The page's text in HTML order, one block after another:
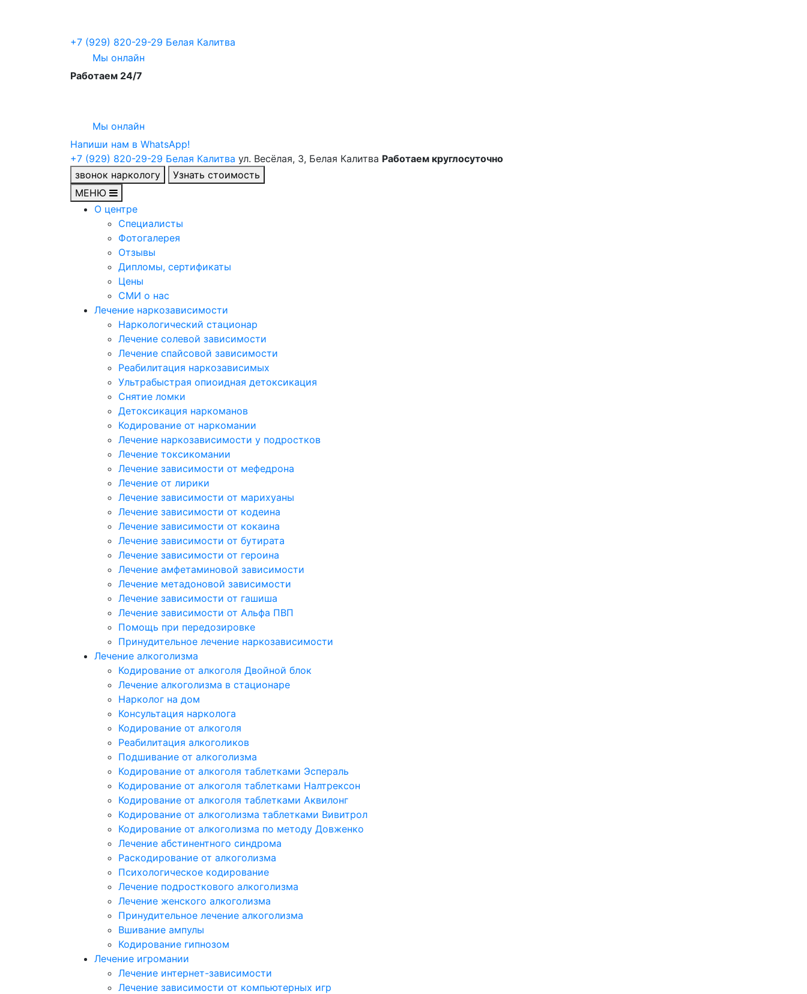
+7 (929) 820-29-29 Белая Калитва
Мы онлайн
Работаем 24/7
Мы онлайн
Напиши нам в WhatsApp!
+7 (929) 820-29-29 Белая Калитва ул. Весёлая, 3, Белая Калитва Работаем круглосуточно
звонок наркологу
Узнать стоимость
МЕНЮ
О центре
Специалисты
Фотогалерея
Отзывы
Дипломы, сертификаты
Цены
СМИ о нас
Лечение наркозависимости
Наркологический стационар
Лечение солевой зависимости
Лечение спайсовой зависимости
Реабилитация наркозависимых
Ультрабыстрая опиоидная детоксикация
Снятие ломки
Детоксикация наркоманов
Кодирование от наркомании
Лечение наркозависимости у подростков
Лечение токсикомании
Лечение зависимости от мефедрона
Лечение от лирики
Лечение зависимости от марихуаны
Лечение зависимости от кодеина
Лечение зависимости от кокаина
Лечение зависимости от бутирата
Лечение зависимости от героина
Лечение амфетаминовой зависимости
Лечение метадоновой зависимости
Лечение зависимости от гашиша
Лечение зависимости от Альфа ПВП
Помощь при передозировке
Принудительное лечение наркозависимости
Лечение алкоголизма
Кодирование от алкоголя Двойной блок
Лечение алкоголизма в стационаре
Нарколог на дом
Консультация нарколога
Кодирование от алкоголя
Реабилитация алкоголиков
Подшивание от алкоголизма
Кодирование от алкоголя таблетками Эспераль
Кодирование от алкоголя таблетками Налтрексон
Кодирование от алкоголя таблетками Аквилонг
Кодирование от алкоголизма таблетками Вивитрол
Кодирование от алкоголизма по методу Довженко
Лечение абстинентного синдрома
Раскодирование от алкоголизма
Психологическое кодирование
Лечение подросткового алкоголизма
Лечение женского алкоголизма
Принудительное лечение алкоголизма
Вшивание ампулы
Кодирование гипнозом
Лечение игромании
Лечение интернет-зависимости
Лечение зависимости от компьютерных игр